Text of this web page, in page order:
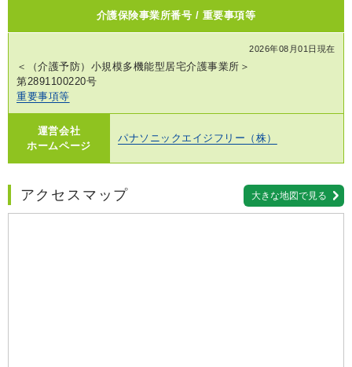
介護保険事業所番号 / 重要事項等
2026年08月01日現在
＜（介護予防）小規模多機能型居宅介護事業所＞
第2891100220号
重要事項等
運営会社
ホームページ
パナソニックエイジフリー（株）
アクセスマップ 大きな地図で見る